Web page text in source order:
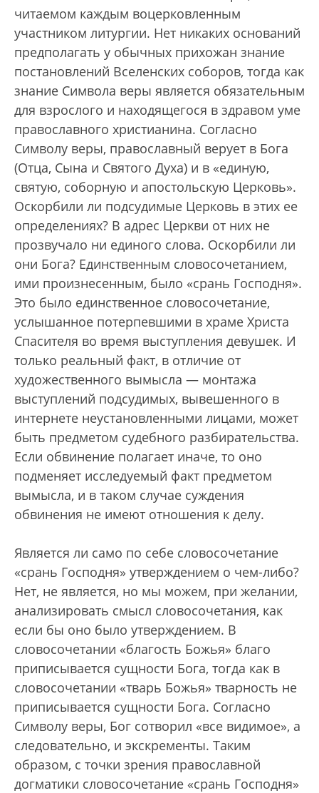
читаемом каждым воцерковленным
участником литургии. Нет никаких оснований
предполагать у обычных прихожан знание
постановлений Вселенских соборов, тогда как
знание Символа веры является обязательным
для взрослого и находящегося в здравом уме
православного христианина. Согласно
Символу веры, православный верует в Бога
(Отца, Сына и Святого Духа) и в «единую,
святую, соборную и апостольскую Церковь».
Оскорбили ли подсудимые Церковь в этих ее
определениях? В адрес Церкви от них не
прозвучало ни единого слова. Оскорбили ли
они Бога? Единственным словосочетанием,
ими произнесенным, было «срань Господня».
Это было единственное словосочетание,
услышанное потерпевшими в храме Христа
Спасителя во время выступления девушек. И
только реальный факт, в отличие от
художественного вымысла — монтажа
выступлений подсудимых, вывешенного в
интернете неустановленными лицами, может
быть предметом судебного разбирательства.
Если обвинение полагает иначе, то оно
подменяет исследуемый факт предметом
вымысла, и в таком случае суждения
обвинения не имеют отношения к делу.
Является ли само по себе словосочетание
«срань Господня» утверждением о чем-либо?
Нет, не является, но мы можем, при желании,
анализировать смысл словосочетания, как
если бы оно было утверждением. В
словосочетании «благость Божья» благо
приписывается сущности Бога, тогда как в
словосочетании «тварь Божья» тварность не
приписывается сущности Бога. Согласно
Символу веры, Бог сотворил «все видимое», а
следовательно, и экскременты. Таким
образом, с точки зрения православной
догматики словосочетание «срань Господня»